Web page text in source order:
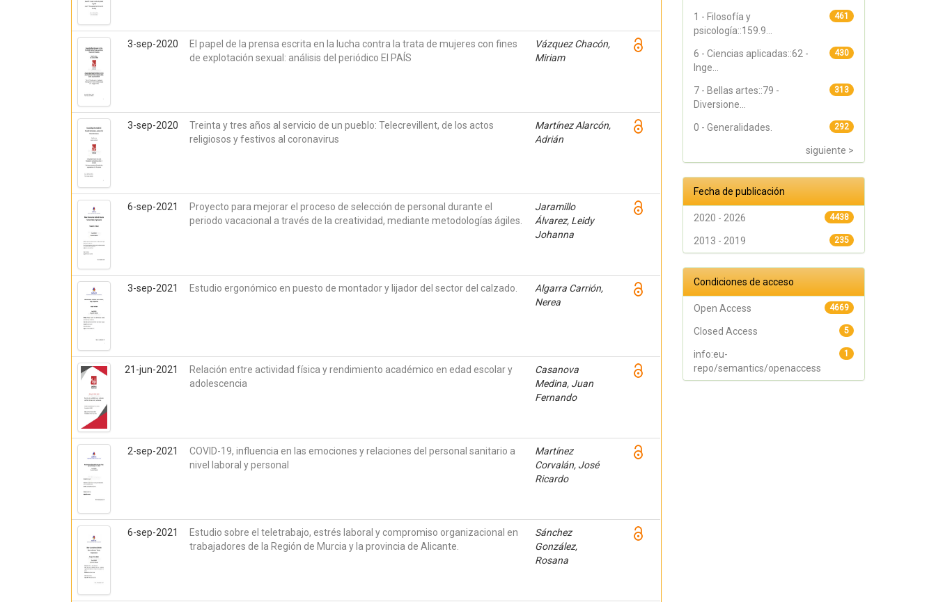
3-sep-2020
El papel de la prensa escrita en la lucha contra la trata de mujeres con fines
de explotación sexual: análisis del periódico El PAÍS
Vázquez Chacón,
Miriam
3-sep-2020
Treinta y tres años al servicio de un pueblo: Telecrevillent, de los actos
religiosos y festivos al coronavirus
Martínez Alarcón,
Adrián
6-sep-2021
Proyecto para mejorar el proceso de selección de personal durante el
periodo vacacional a través de la creatividad, mediante metodologías ágiles.
Jaramillo
Álvarez, Leidy
Johanna
3-sep-2021 Estudio ergonómico en puesto de montador y lijador del sector del calzado.
Algarra Carrión,
Nerea
21-jun-2021
Relación entre actividad física y rendimiento académico en edad escolar y
adolescencia
Casanova
Medina, Juan
Fernando
2-sep-2021
COVID-19, influencia en las emociones y relaciones del personal sanitario a
nivel laboral y personal
Martínez
Corvalán, José
Ricardo
6-sep-2021
Estudio sobre el teletrabajo, estrés laboral y compromiso organizacional en
trabajadores de la Región de Murcia y la provincia de Alicante.
Sánchez
González,
Rosana
461
1 - Filosofía y
psicología::159.9...
430
6 - Ciencias aplicadas::62 -
Inge...
313
7 - Bellas artes::79 -
Diversione...
292
0 - Generalidades.
siguiente >
Fecha de publicación
4438
2020 - 2026
235
2013 - 2019
Condiciones de acceso
4669
Open Access
5
Closed Access
1
info:eu-
repo/semantics/openaccess